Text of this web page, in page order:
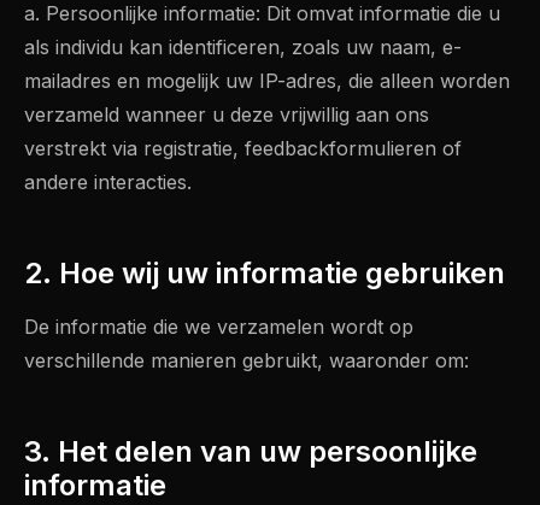
a. Persoonlijke informatie: Dit omvat informatie die u
als individu kan identificeren, zoals uw naam, e-
mailadres en mogelijk uw IP-adres, die alleen worden
verzameld wanneer u deze vrijwillig aan ons
verstrekt via registratie, feedbackformulieren of
andere interacties.
2. Hoe wij uw informatie gebruiken
De informatie die we verzamelen wordt op
verschillende manieren gebruikt, waaronder om:
3. Het delen van uw persoonlijke
informatie